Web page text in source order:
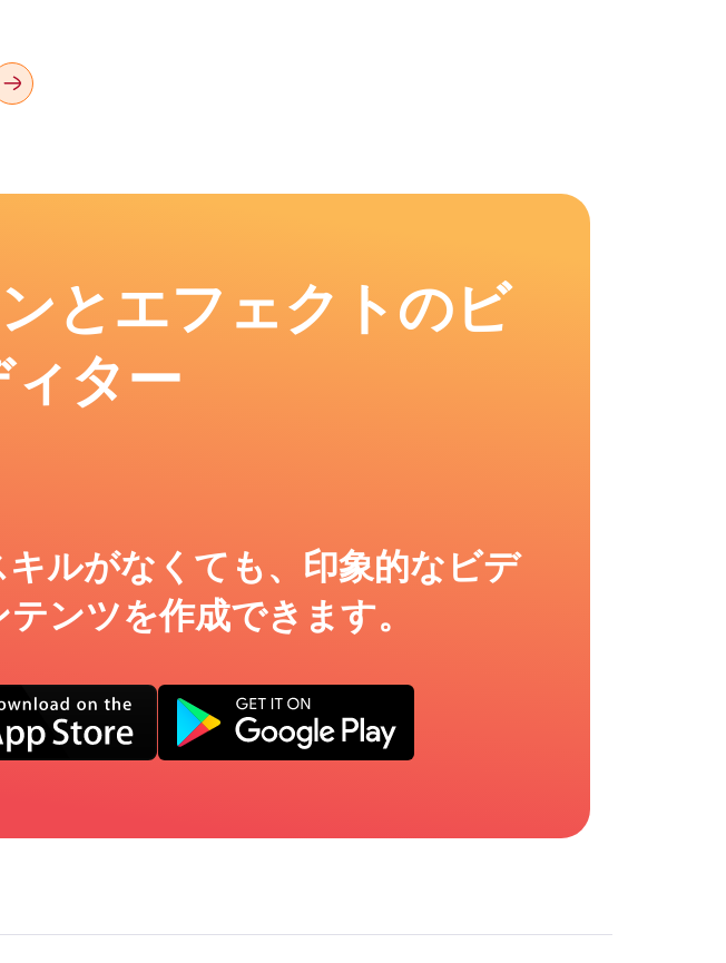
とエフェクトのビ
ター
キルがなくても、印象的なビデ
ンツを作成できます。